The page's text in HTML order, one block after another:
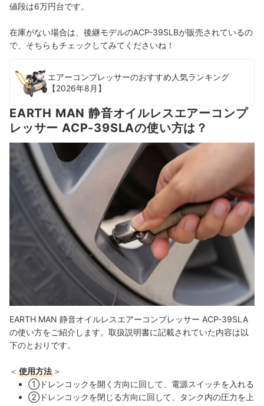
値段は6万円台です。
在庫がない場合は、後継モデルのACP-39SLBが販売されているの
で、そちらもチェックしてみてくださいね！
エアーコンプレッサーのおすすめ人気ランキング
【2026年8月】
EARTH MAN 静音オイルレスエアーコンプ
レッサー ACP-39SLAの使い方は？
EARTH MAN 静音オイルレスエアーコンプレッサー ACP-39SLA
の使い方をご紹介します。取扱説明書に記載されていた内容は以
下のとおりです。
＜ 使用方法 ＞
①ドレンコックを開く方向に回して、電源スイッチを入れる
②ドレンコックを閉じる方向に回して、タンク内の圧力を上